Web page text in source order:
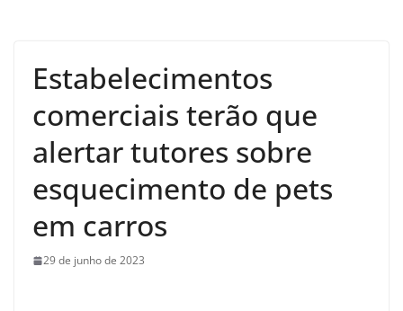
Estabelecimentos
comerciais terão que
alertar tutores sobre
esquecimento de pets
em carros
29 de junho de 2023